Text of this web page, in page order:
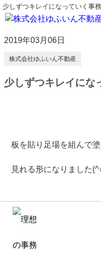
少しずつキレイになっていく事
2019年03月06日
株式会社ゆふいん不動産
少しずつキレイにな
板を貼り足場を組んで
見れる形になりました